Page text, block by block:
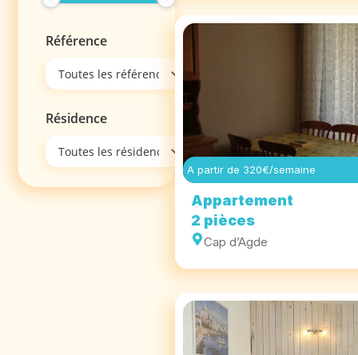
Référence
Résidence
A partir de 320€/semaine
Appartement
2 pièces
Cap d’Agde